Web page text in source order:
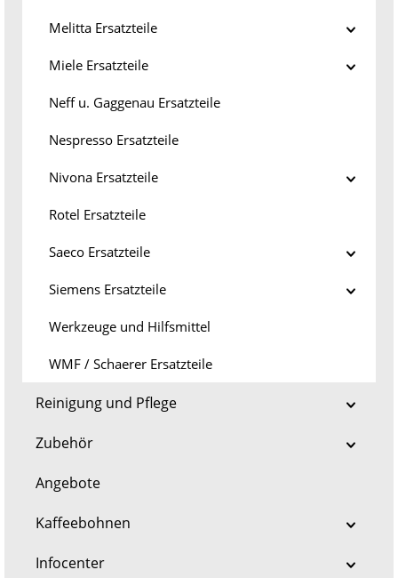
Melitta Ersatzteile
Miele Ersatzteile
Neff u. Gaggenau Ersatzteile
Nespresso Ersatzteile
Nivona Ersatzteile
Rotel Ersatzteile
Saeco Ersatzteile
Siemens Ersatzteile
Werkzeuge und Hilfsmittel
WMF / Schaerer Ersatzteile
Reinigung und Pflege
Zubehör
Angebote
Kaffeebohnen
Infocenter